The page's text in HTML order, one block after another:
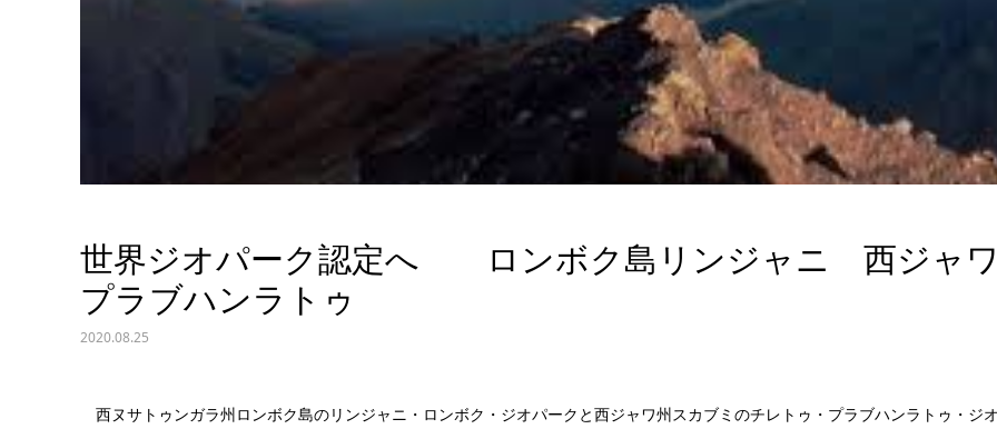
世界ジオパーク認定へ ロンボク島リンジャニ 西ジャ
プラブハンラトゥ
2020.08.25
西ヌサトゥンガラ州ロンボク島のリンジャニ・ロンボク・ジオパークと西ジャワ州スカブミのチレトゥ・プラブハンラトゥ・ジ